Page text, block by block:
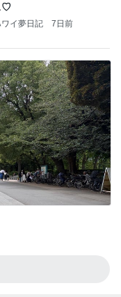
♡
イ夢日記 7日前